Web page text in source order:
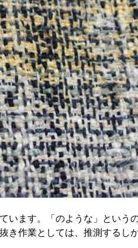
います。「のような」という
作業としては、推測するし